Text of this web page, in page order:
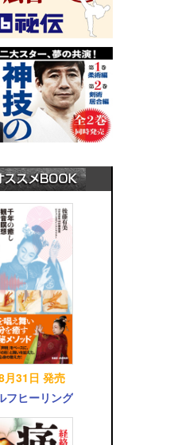
月31日 発売
フヒーリング